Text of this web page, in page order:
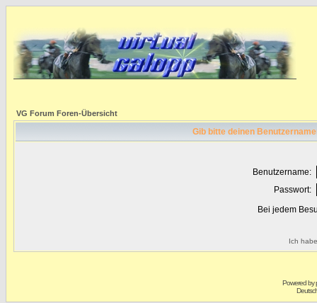
VG Forum Foren-Übersicht
Gib bitte deinen
Benutzername:
Passwort:
Bei jedem
Ich
Powered by